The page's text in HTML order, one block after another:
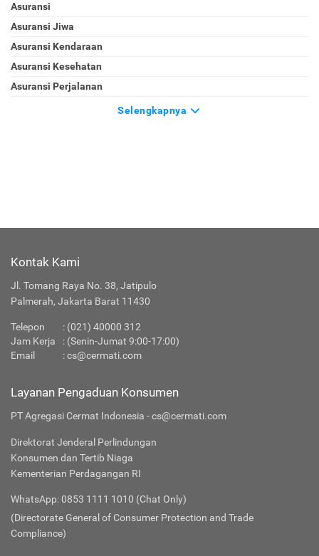
Asuransi
Asuransi Jiwa
Asuransi Kendaraan
Asuransi Kesehatan
Asuransi Perjalanan
Selengkapnya
Kontak Kami
Jl. Tomang Raya No. 38, Jatipulo
Palmerah, Jakarta Barat 11430
Telepon : (021) 40000 312
Jam Kerja
: (Senin-Jumat 9:00-17:00)
Email
:cs@cermati.com
Layanan Pengaduan Konsumen
PT Agregasi Cermat Indonesia - cs@cermati.com
Direktorat Jenderal Perlindungan
Konsumen dan Tertib Niaga
Kementerian Perdagangan RI
WhatsApp: 0853 1111 1010 (Chat Only)
(Directorate General of Consumer Protection and Trade
Compliance)